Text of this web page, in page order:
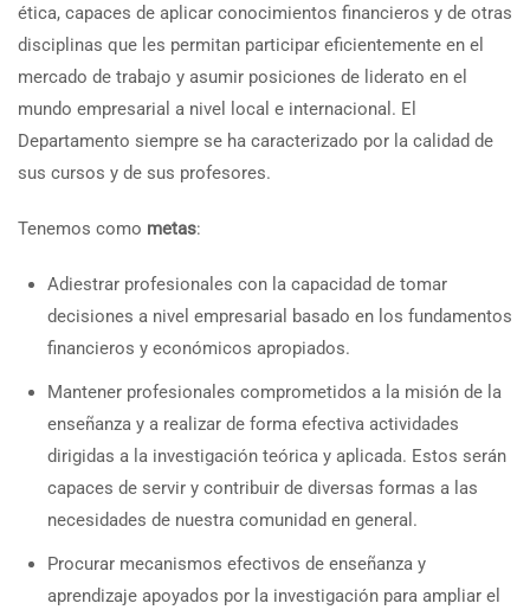
ética, capaces de aplicar conocimientos financieros y de otras
disciplinas que les permitan participar eficientemente en el
mercado de trabajo y asumir posiciones de liderato en el
mundo empresarial a nivel local e internacional. El
Departamento siempre se ha caracterizado por la calidad de
sus cursos y de sus profesores.
Tenemos como metas:
Adiestrar profesionales con la capacidad de tomar
decisiones a nivel empresarial basado en los fundamentos
financieros y económicos apropiados.
Mantener profesionales comprometidos a la misión de la
enseñanza y a realizar de forma efectiva actividades
dirigidas a la investigación teórica y aplicada. Estos serán
capaces de servir y contribuir de diversas formas a las
necesidades de nuestra comunidad en general.
Procurar mecanismos efectivos de enseñanza y
aprendizaje apoyados por la investigación para ampliar el